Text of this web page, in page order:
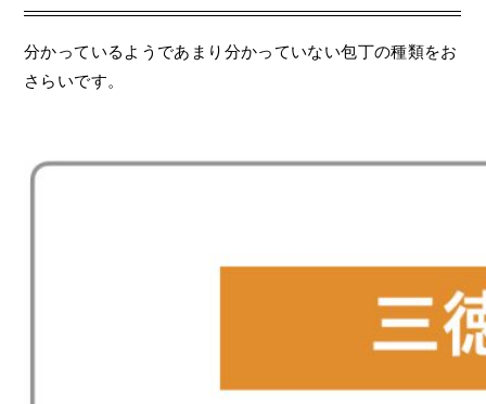
分かっているようであまり分かっていない包丁の種類をお
さらいです。